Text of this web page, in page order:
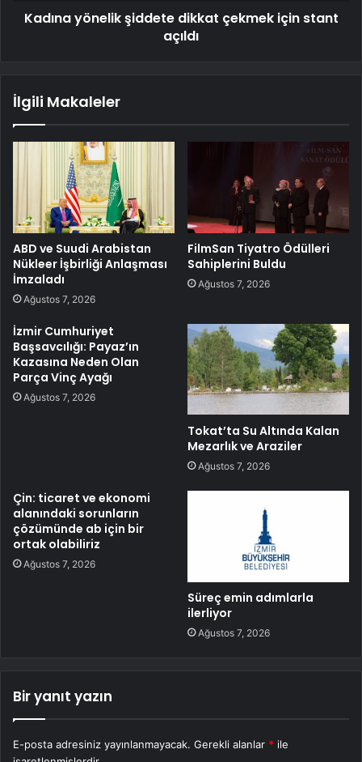
Kadına yönelik şiddete dikkat çekmek için stant
açıldı
İlgili Makaleler
ABD ve Suudi Arabistan
Nükleer İşbirliği Anlaşması
İmzaladı
Ağustos 7, 2026
FilmSan Tiyatro Ödülleri
Sahiplerini Buldu
Ağustos 7, 2026
İzmir Cumhuriyet
Başsavcılığı: Payaz’ın
Kazasına Neden Olan
Parça Vinç Ayağı
Ağustos 7, 2026
Tokat’ta Su Altında Kalan
Mezarlık ve Araziler
Ağustos 7, 2026
Çin: ticaret ve ekonomi
alanındaki sorunların
çözümünde ab için bir
ortak olabiliriz
Ağustos 7, 2026
Süreç emin adımlarla
ilerliyor
Ağustos 7, 2026
Bir yanıt yazın
E-posta adresiniz yayınlanmayacak. Gerekli alanlar * ile